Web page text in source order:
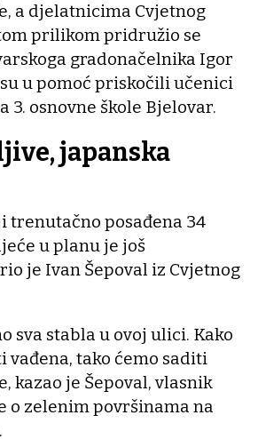
a djelatnicima Cvjetnog
prilikom pridružio se
gradonačelnika Igor
u pomoć priskočili učenici
3. osnovne škole Bjelovar.
japanska
trenutačno posađena 34
u planu je još
je Ivan Šepoval iz Cvjetnog
sva stabla u ovoj ulici. Kako
vađena, tako ćemo saditi
kazao je Šepoval, vlasnik
o zelenim površinama na